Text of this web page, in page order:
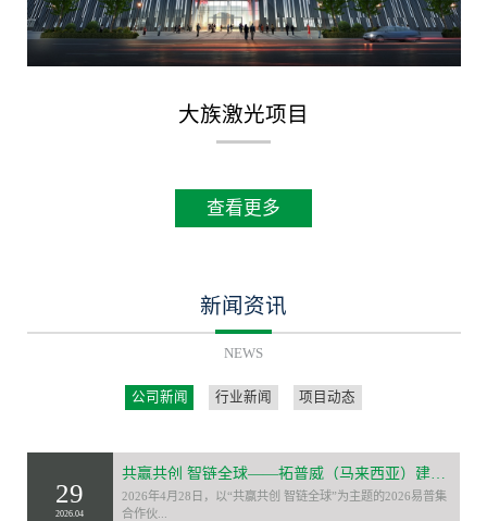
大族激光项目
查看更多
新闻资讯
NEWS
公司新闻 行业新闻 项目动态
29
2026.04
2026年4月28日，以“共赢共创 智链全球”为主题的2026易普集
合作伙...